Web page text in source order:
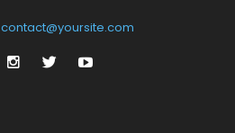
contact@yoursite.com